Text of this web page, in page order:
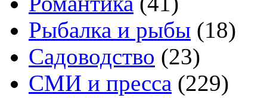
Рыбалка и рыбы (18)
Садоводство (23)
СМИ и пресса (229)